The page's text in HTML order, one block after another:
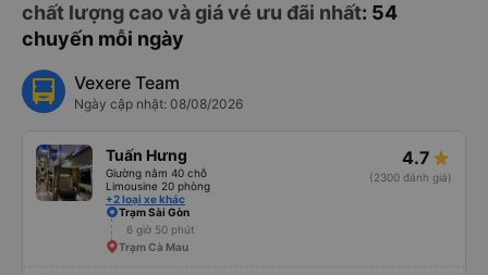
chất lượng cao và giá vé ưu đãi nhất: 54
chuyến mỗi ngày
Vexere Team
Ngày cập nhật: 08/08/2026
Tuấn Hưng
Giường nằm 40 chỗ
Limousine 20 phòng
+2 loại xe khác
4.7
(2300 đánh giá)
Trạm Sài Gòn
6 giờ 50 phút
Trạm Cà Mau